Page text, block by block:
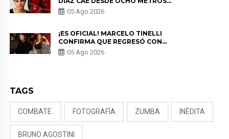
EN “ESTO ES GUERRA” Y GENERA
PREOCUPACIÓN
05 Ago 2026
¡ES OFICIAL! MARCELO TINELLI
CONFIRMA QUE REGRESÓ CON
MILETT FIGUEROA: “EL AMOR
PUDO MÁS”
05 Ago 2026
TAGS
COMBATE. FOTOGRAFÍA ZUMBA INÉDITA
BRUNO AGOSTINI